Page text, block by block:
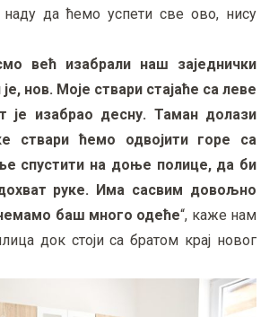
да ћемо успети све ово, нису
већ изабрали наш заједнички
нов. Моје ствари стајаће са леве
је изабрао десну. Таман долази
ствари ћемо одвојити горе са
спустити на доње полице, да би
руке. Има сасвим довољно
баш много одеће“, каже нам
док стоји са братом крај новог